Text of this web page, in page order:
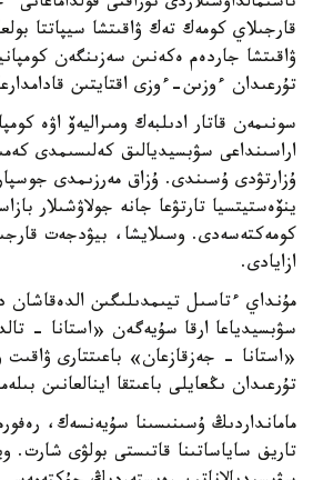
قارجىلاي كومەك تەك ۋاقىتشا سيپاتتا
ۋاقىتشا جاردەم ەكەنىن سەزىنگەن
تۇرعىدان ءوزىن-ءوزى اقتايتىن
سونىمەن قاتار ادىلبەك ومىراليەۆ اۋە
اراسىنداعى سۋبسيديالىق كەلىسىمدى
ۇزارتۋدى ۇسىندى. ۇزاق مەرزىمدى
ينۆەستيتسيا تارتۋعا جانە جولاۋشىلار
كومەكتەسەدى. وسىلايشا، بيۋدجەت
ازايادى.
مۇنداي ءتاسىل تيىمدىلىگىن الدەقاشان
سۋبسيدياعا ارقا سۇيەگەن «استانا -
«استانا - جەزقازعان» باعىتتارى ۋاقىت
تۇرعىدان ىڭعايلى باعىتقا اينالعانىن
مامانداردىڭ ۇسىنىسىنا سۇيەنسەك،
تاريف ساياساتىنا قاتىستى بولۋى شارت.